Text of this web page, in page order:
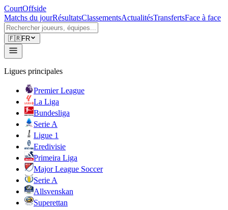
CourtOffside
Matchs du jourRésultatsClassementsActualitésTransfertsFace à face
🇫🇷FR
Ligues principales
Premier League
La Liga
Bundesliga
Serie A
Ligue 1
Eredivisie
Primeira Liga
Major League Soccer
Serie A
Allsvenskan
Superettan